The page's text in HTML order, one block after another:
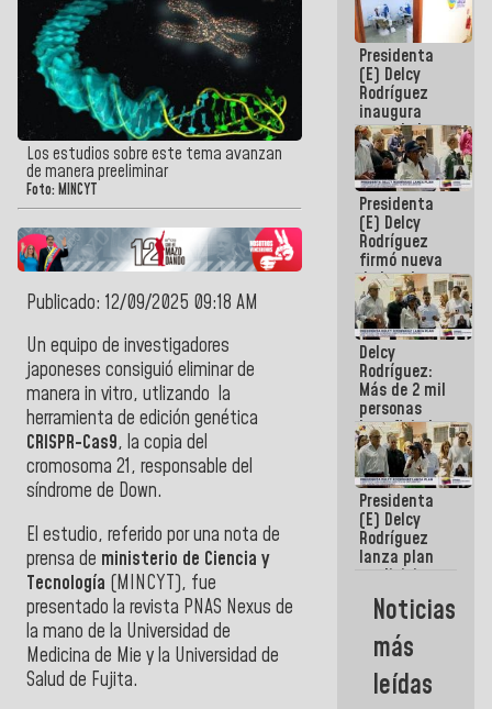
Los estudios sobre este tema avanzan
de manera preeliminar
Foto: MINCYT
Publicado: 12/09/2025 09:18 AM
Un equipo de investigadores
japoneses consiguió eliminar de
manera in vitro, utlizando la
herramienta de edición genética
CRISPR-Cas9, la copia del
cromosoma 21, responsable del
síndrome de Down.
El estudio, referido por una nota de
prensa de ministerio de Ciencia y
Tecnología (MINCYT), fue
presentado la revista PNAS Nexus de
la mano de la Universidad de
Medicina de Mie y la Universidad de
Salud de Fujita.
edificar
casas para
abuelos
Presidenta
(E) Delcy
Rodríguez
inaugura
casa de los
Abuelos
Primavera
en Caracas
Presidenta
(E) Delcy
Rodríguez
firmó nueva
de Ley de
Arrendamiento
aprobada
por la AN
Delcy
Rodríguez:
Más de 2 mil
personas
beneficiadas
con planes
para
atención de
emergencia
sísmica en
la última
semana
Presidenta
(E) Delcy
Rodríguez
lanza plan
crediticio
con subsidio
a Juntas de
Condominio
Noticias
más
leídas